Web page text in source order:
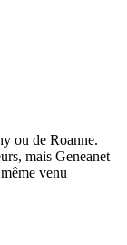
ou de Roanne.
mais Geneanet
venu